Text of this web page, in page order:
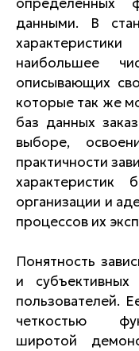
данными. В
наибольшее
описывающих
которые так же
баз данных
выборе,
практичности
организации и
процессов их
Понятность
и субъективных
пользователей.
четкостью
широтой